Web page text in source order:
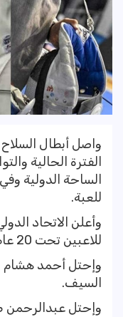
واصل أبطال
الفترة الحالية
الساحة الدولية
للعبة.
وأعلن الاتحاد
للاعبين تحت 20 عام والذي شهد تألق مصري.
وإحتل أحمد هشام
السيف.
وإحتل عبدالرحمن